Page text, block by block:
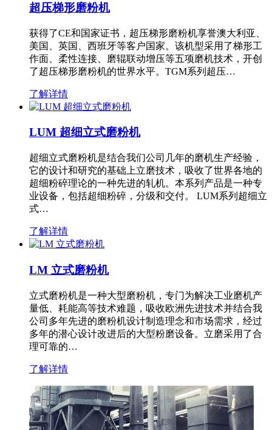
超压梯形磨粉机
获得了CE和国家证书，超压梯形磨粉机享誉澳大利亚、
美国、英国、西班牙等客户国家。该机型采用了梯形工
作面、柔性连接、磨辊联动增压等五项磨机技术，开创
了超压梯形磨粉机的世界水平。TGM系列超压…
了解详情
LUM 超细立式磨粉机
超细立式磨粉机是结合我们公司几年的磨机生产经验，
它的设计和研究的基础上立磨技术，吸收了世界各地的
超细粉碎理论的一种先进的轧机。本系列产品是一种专
业设备，包括超细粉碎，分级和交付。 LUM系列超细立
式…
了解详情
LM 立式磨粉机
立式磨粉机是一种大型磨粉机，专门为解决工业磨机产
量低、耗能高等技术难题，吸收欧洲先进技术并结合我
公司多年先进的磨粉机设计制造理念和市场需求，经过
多年的潜心设计改进后的大型粉磨设备。立磨采用了合
理可靠的…
了解详情